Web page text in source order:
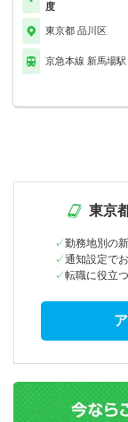
度
東京都 品川区
京急本線 新馬場駅
東京
勤務地別の
通知設定で
転職に役立